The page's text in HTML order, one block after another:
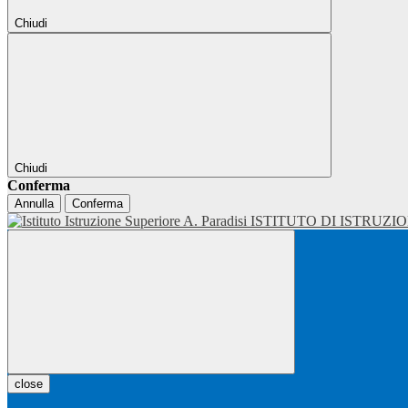
Chiudi
Chiudi
Conferma
Annulla Conferma
ISTITUTO DI
close